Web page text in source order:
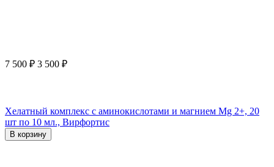
7 500 ₽ 3 500 ₽
Хелатный комплекс с аминокислотами и магнием Mg 2+, 20
шт по 10 мл., Вирфортис
В корзину